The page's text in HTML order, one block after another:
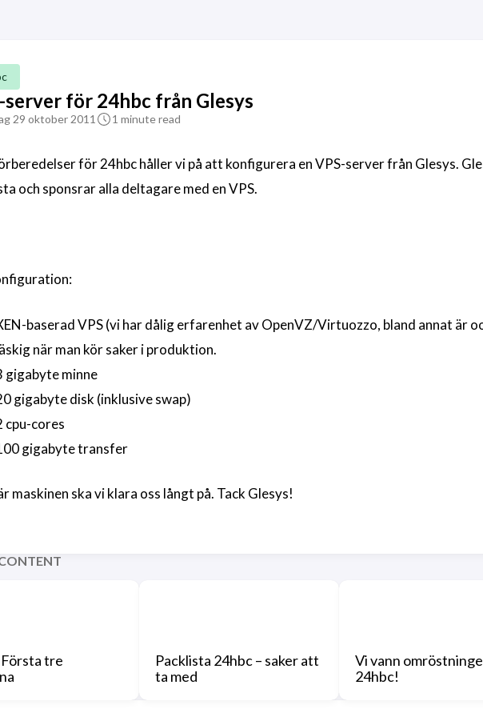
server för 24hbc från Glesys
29 oktober 2011 1 minute read
för 24hbc håller vi på att konfigurera en VPS-server från Glesys.
och sponsrar alla deltagare med en VPS.
baserad VPS (vi har dålig erfarenhet av OpenVZ/Virtuozzo, bland annat är
när man kör saker i produktion.
gigabyte minne
gigabyte disk (inklusive swap)
cpu-cores
gigabyte transfer
maskinen ska vi klara oss långt på. Tack Glesys!
tre
Packlista 24hbc – saker att
ta med
Vi vann
24hbc!